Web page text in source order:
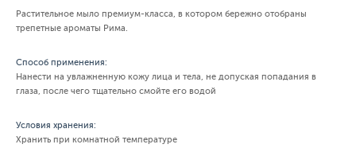
Растительное мыло премиум-класса, в котором бережно отобраны
трепетные ароматы Рима.
Способ применения:
Нанести на увлажненную кожу лица и тела, не допуская попадания в
глаза, после чего тщательно смойте его водой
Условия хранения:
Хранить при комнатной температуре